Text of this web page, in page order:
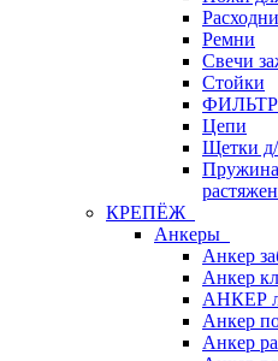
Ремни
Свечи
Стойки
Цепи
Щетки д/
Пружина
КРЕПЁЖ
Анкеры
Анкер
Анкер
АНКЕР
Анкер
Анкер